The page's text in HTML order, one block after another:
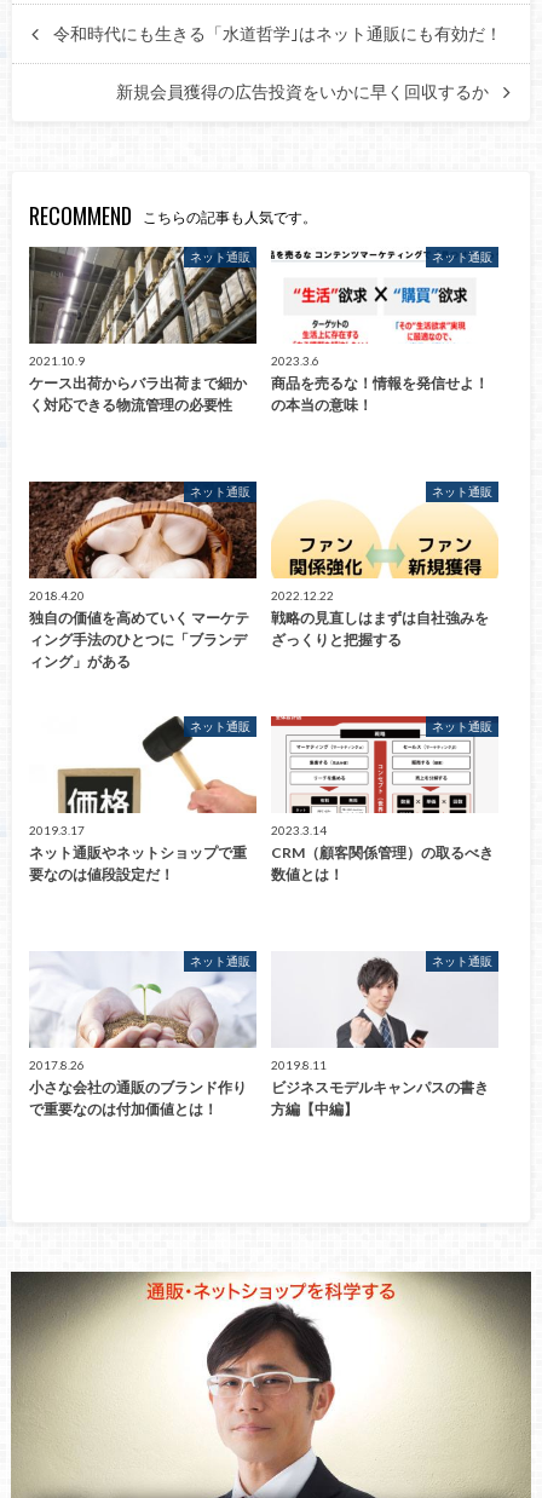
令和時代にも生きる「水道哲学｣はネット通販にも有効だ！
新規会員獲得の広告投資をいかに早く回収するか
RECOMMEND こちらの記事も人気です。
ネット通販
2021.10.9
ケース出荷からバラ出荷まで細か
く対応できる物流管理の必要性
ネット通販
2023.3.6
商品を売るな！情報を発信せよ！
の本当の意味！
ネット通販
2018.4.20
独自の価値を高めていく マーケテ
ィング手法のひとつに「ブランデ
ィング」がある
ネット通販
2022.12.22
戦略の見直しはまずは自社強みを
ざっくりと把握する
ネット通販
2019.3.17
ネット通販やネットショップで重
要なのは値段設定だ！
ネット通販
2023.3.14
CRM（顧客関係管理）の取るべき
数値とは！
ネット通販
2017.8.26
小さな会社の通販のブランド作り
で重要なのは付加価値とは！
ネット通販
2019.8.11
ビジネスモデルキャンパスの書き
方編【中編】